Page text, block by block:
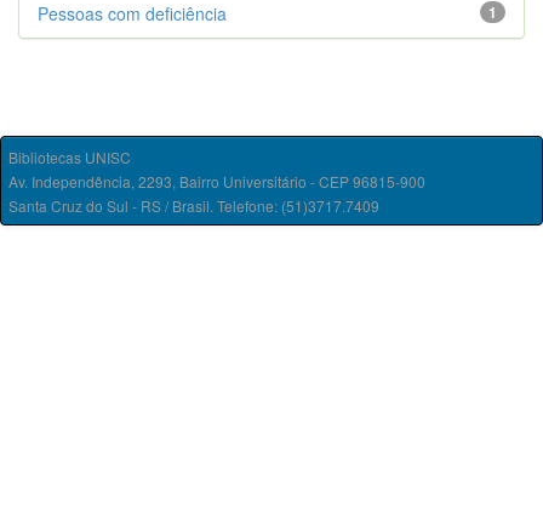
1
Pessoas com deficiência
Bibliotecas UNISC
Av. Independência, 2293, Bairro Universitário - CEP 96815-900
Santa Cruz do Sul - RS / Brasil. Telefone: (51)3717.7409